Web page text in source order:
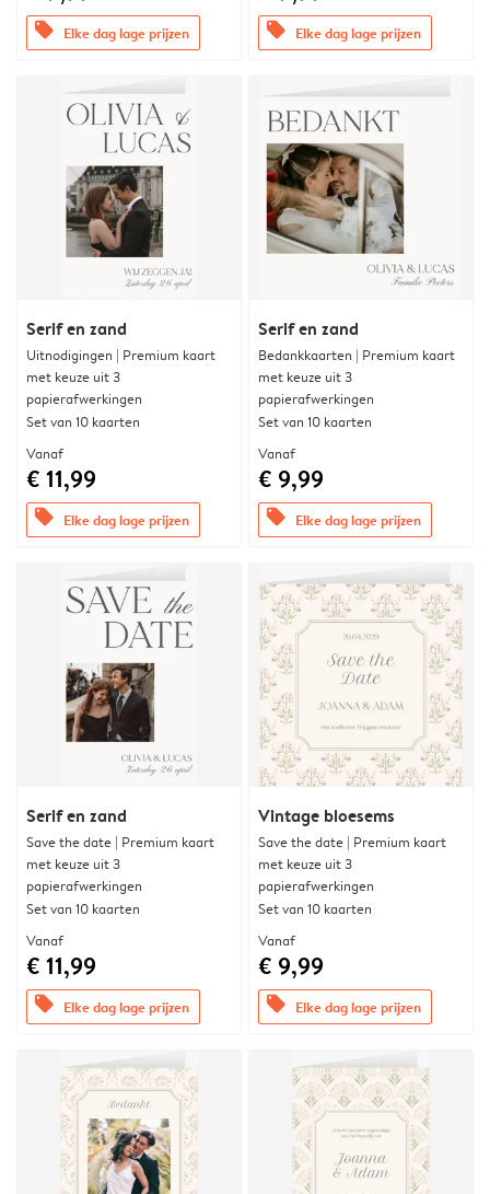
offers Elke dag lage prijzen offers Elke dag lage prijzen
Serif en zand
Uitnodigingen | Premium kaart
met keuze uit 3
papierafwerkingen
Set van 10 kaarten
Vanaf
€ 11,99
offers Elke dag lage prijzen
Serif en zand
Bedankkaarten | Premium kaart
met keuze uit 3
papierafwerkingen
Set van 10 kaarten
Vanaf
€ 9,99
offers Elke dag lage prijzen
Serif en zand
Save the date | Premium kaart
met keuze uit 3
papierafwerkingen
Set van 10 kaarten
Vanaf
€ 11,99
offers Elke dag lage prijzen
Vintage bloesems
Save the date | Premium kaart
met keuze uit 3
papierafwerkingen
Set van 10 kaarten
Vanaf
€ 9,99
offers Elke dag lage prijzen